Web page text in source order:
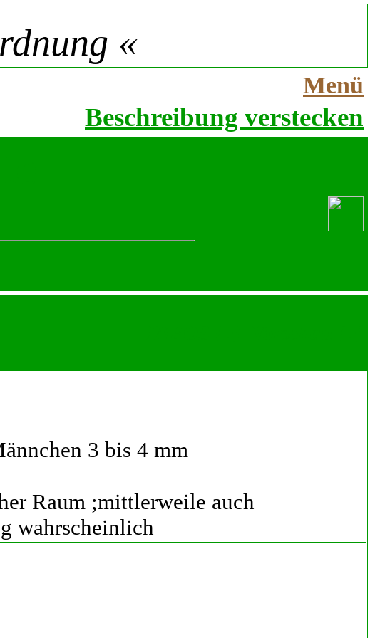
«
Menü
Beschreibung verstecken
3 bis 4 mm
Raum ;mittlerweile auch
wahrscheinlich